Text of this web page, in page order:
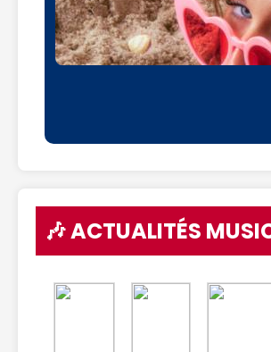
🎶 ACTUALITÉS